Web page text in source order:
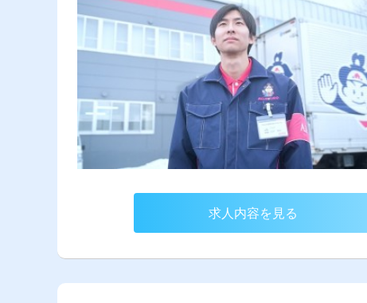
求人内容を見る